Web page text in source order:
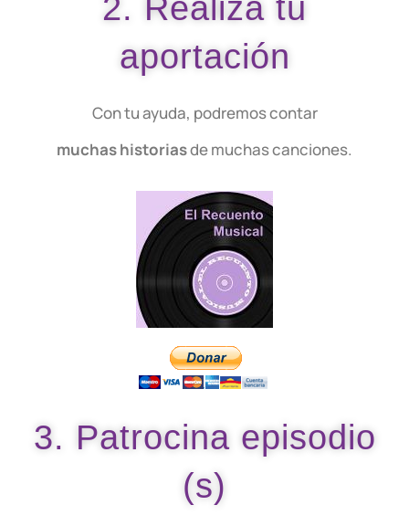
2. Realiza tu
aportación
Con tu ayuda, podremos contar
muchas historiasde muchas canciones.
3. Patrocina episodio
(s)